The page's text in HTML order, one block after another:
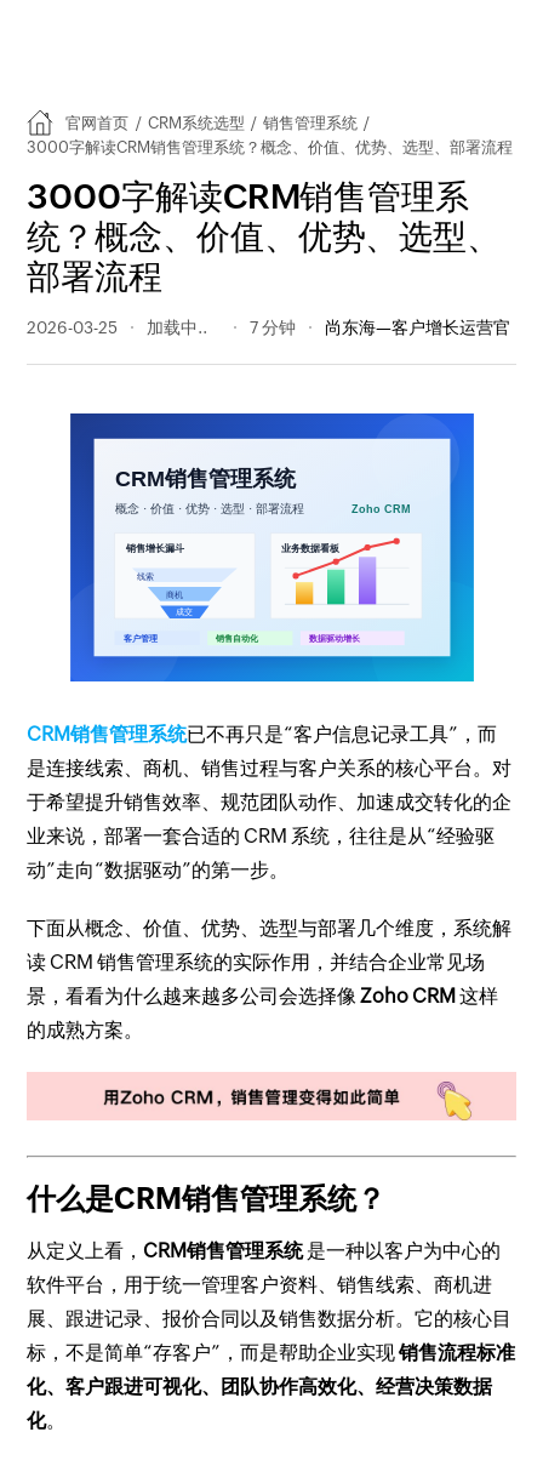
官网首页 / CRM系统选型 / 销售管理系统 /
3000字解读CRM销售管理系统？概念、价值、优势、选型、部署流程
3000字解读CRM销售管理系
统？概念、价值、优势、选型、
部署流程
2026-03-25 82 阅读量 7 分钟 尚东海—客户增长运营官
CRM销售管理系统已不再只是“客户信息记录工具”，而
是连接线索、商机、销售过程与客户关系的核心平台。对
于希望提升销售效率、规范团队动作、加速成交转化的企
业来说，部署一套合适的 CRM 系统，往往是从“经验驱
动”走向“数据驱动”的第一步。
下面从概念、价值、优势、选型与部署几个维度，系统解
读 CRM 销售管理系统的实际作用，并结合企业常见场
景，看看为什么越来越多公司会选择像Zoho CRM 这样
的成熟方案。
什么是CRM销售管理系统？
从定义上看， CRM销售管理系统是一种以客户为中心的
软件平台，用于统一管理客户资料、销售线索、商机进
展、跟进记录、报价合同以及销售数据分析。它的核心目
标，不是简单“存客户”，而是帮助企业实现销售流程标准
化、客户跟进可视化、团队协作高效化、经营决策数据
化。